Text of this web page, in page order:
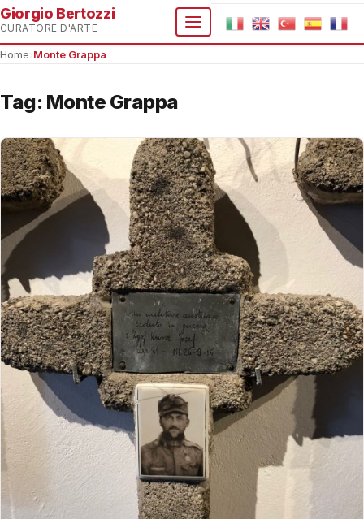
Giorgio Bertozzi
CURATORE D'ARTE
Home Monte Grappa
Tag: Monte Grappa